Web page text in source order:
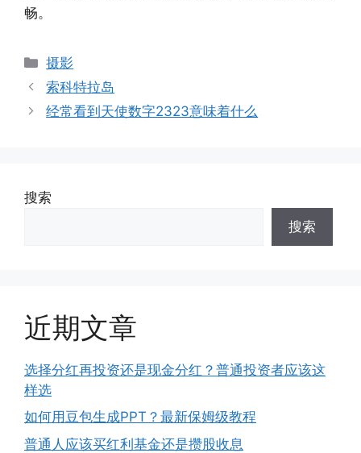
畅。
分
类
摄影
索科特拉岛
经常看到天使数字2323意味着什么
搜索
搜索
近期文章
选择分红再投资还是现金分红？普通投资者应该这
样选
如何用豆包生成PPT？最新保姆级教程
普通人应该买红利基金还是攒股收息